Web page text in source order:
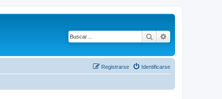
Buscar
Identificarse
Registrarse